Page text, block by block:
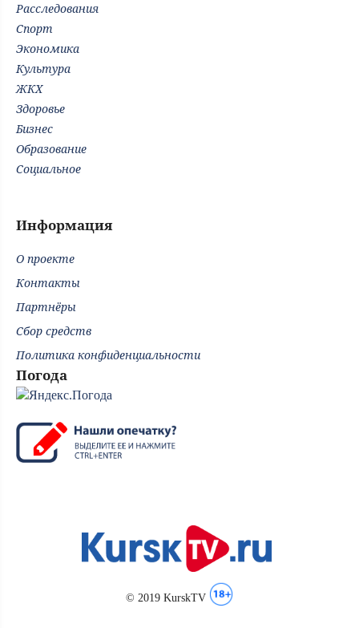
Расследования
Спорт
Экономика
Культура
ЖКХ
Здоровье
Бизнес
Образование
Социальное
Информация
О проекте
Контакты
Партнёры
Сбор средств
Политика конфиденциальности
Погода
© 2019 KurskTV